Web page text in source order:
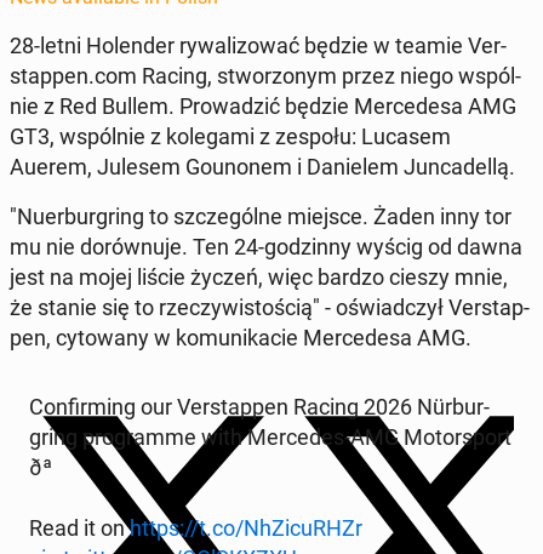
28-letni Holen­der ry­wal­i­zować będzie w teamie Ver­
stap­pen.com Racing, stwor­zonym przez niego wspól­
nie z Red Bullem. Prowadz­ić będzie Mer­cedesa AMG
GT3, wspól­nie z kolega­mi z zespołu: Lucasem
Auerem, Julesem Gounonem i Danielem Jun­cadel­lą.
"Nuer­bur­gring to szczególne miejsce. Żaden inny tor
mu nie dorównu­je. Ten 24-godzin­ny wyścig od dawna
jest na mojej liście życzeń, więc bardzo cieszy mnie,
że stanie się to rzeczy­wis­toś­cią" - oświad­czył Ver­stap­
pen, cy­towany w ko­mu­nika­cie Mer­cedesa AMG.
Con­firm­ing our Ver­stap­pen Racing 2026 Nür­bur­
gring pro­gramme with Mer­cedes-AMG Mo­tor­sport
ðª
Read it onhttps://t.co/NhZ­i­cuRHZr